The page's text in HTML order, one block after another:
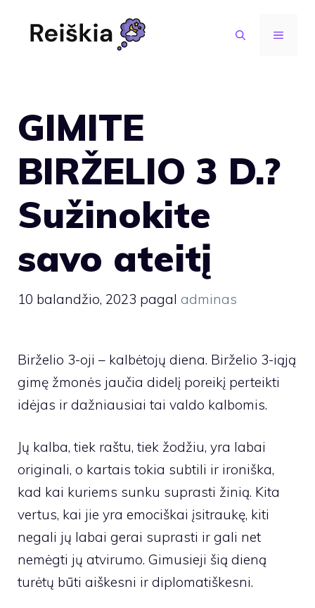
MENIU
GIMITE
BIRŽELIO 3 D.?
Sužinokite
savo ateitį
10 balandžio, 2023 pagal adminas
Birželio 3-oji – kalbėtojų diena. Birželio 3-iąją
gimę žmonės jaučia didelį poreikį perteikti
idėjas ir dažniausiai tai valdo kalbomis.
Jų kalba, tiek raštu, tiek žodžiu, yra labai
originali, o kartais tokia subtili ir ironiška,
kad kai kuriems sunku suprasti žinią. Kita
vertus, kai jie yra emociškai įsitraukę, kiti
negali jų labai gerai suprasti ir gali net
nemėgti jų atvirumo. Gimusieji šią dieną
turėtų būti aiškesni ir diplomatiškesni.